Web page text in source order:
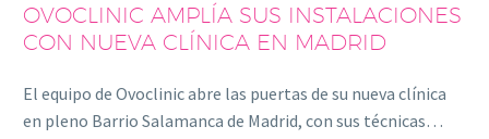
OVOCLINIC AMPLÍA SUS INSTALACIONES
CON NUEVA CLÍNICA EN MADRID
El equipo de Ovoclinic abre las puertas de su nueva clínica
en pleno Barrio Salamanca de Madrid, con sus técnicas…